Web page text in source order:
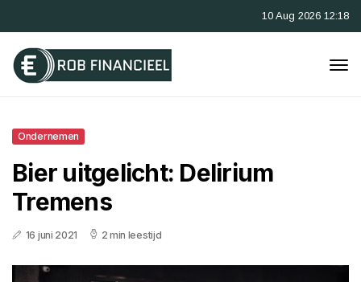
10 Aug 2026 12:18
Ondernemen
Bier uitgelicht: Delirium
Tremens
16 juni 2021 2 min leestijd